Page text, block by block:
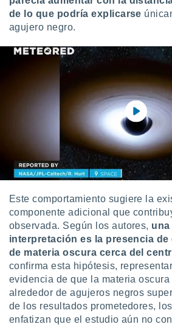
de lo que podría explicarse
agujero negro.
Este comportamiento sugiere la
componente adicional que
observada. Según los autores,
interpretación es la presencia
de materia oscura cerca del
confirma esta hipótesis,
evidencia de que la materia
alrededor de agujeros negros
de los resultados prometedores,
enfatizan que el estudio aún no